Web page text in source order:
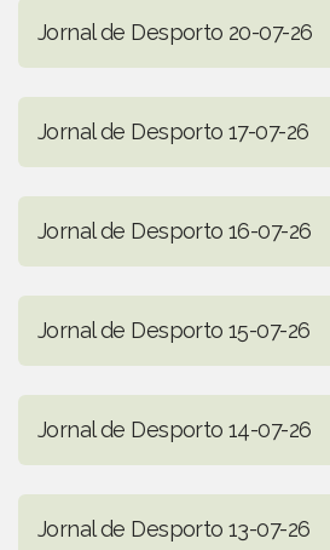
Jornal de Desporto 20-07-26
Jornal de Desporto 17-07-26
Jornal de Desporto 16-07-26
Jornal de Desporto 15-07-26
Jornal de Desporto 14-07-26
Jornal de Desporto 13-07-26